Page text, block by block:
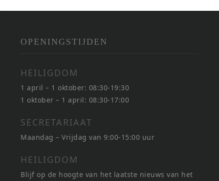
OPENINGSTIJDEN
HEILIGDOM
1 april – 1 oktober: 08:30-19:30
1 oktober – 1 april: 08:30-17:00
SECRETARIAAT
Maandag – Vrijdag van 9:00-15:00 uur
HEILIGDOM
Blijf op de hoogte van het laatste nieuws van het